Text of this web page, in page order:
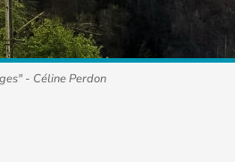
- Céline Perdon